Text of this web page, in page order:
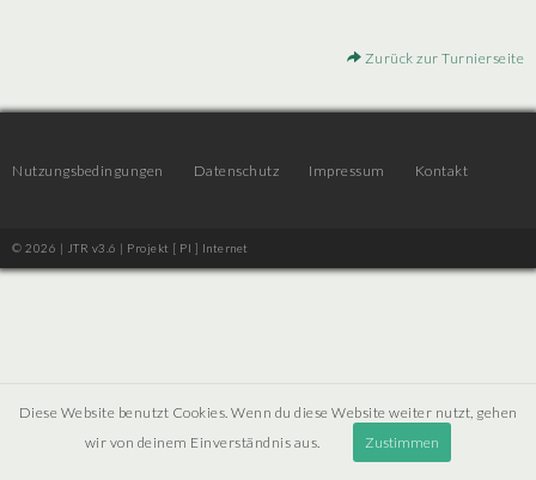
Zurück zur Turnierseite
Nutzungsbedingungen Datenschutz Impressum Kontakt
© 2026 | JTR v3.6 | Projekt [ PI ] Internet
Diese Website benutzt Cookies. Wenn du diese Website weiter nutzt, gehen
wir von deinem Einverständnis aus.
Zustimmen